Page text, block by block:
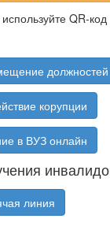
QR-
должностей
корупции
в ВУЗ онлайн
линия